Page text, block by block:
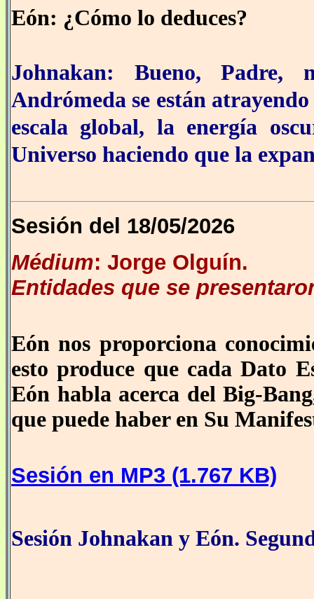
Eón: ¿Cómo lo deduces?
Johnakan: Bueno,
Andrómeda se están
escala global, la energía
Universo haciendo que la
Sesión del 18/05/2026
Médium: Jorge Olguín.
Entidades que se
Eón nos proporciona
esto produce que cada Dato
Eón habla acerca del Big-
que puede haber en Su
Sesión en MP3 (1.767 KB)
Sesión Johnakan y Eón.